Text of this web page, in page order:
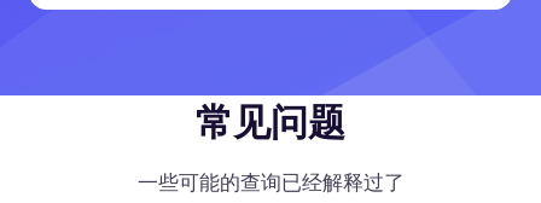
常见问题
一些可能的查询已经解释过了